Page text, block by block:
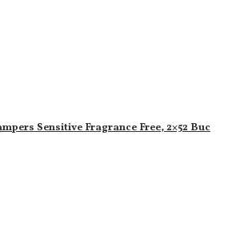
Sensitive Fragrance Free, 2×52 Buc